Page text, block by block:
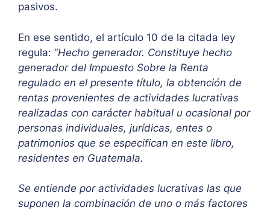
pasivos.
En ese sentido, el artículo 10 de la citada ley
regula: “Hecho generador. Constituye hecho
generador del Impuesto Sobre la Renta
regulado en el presente título, la obtención de
rentas provenientes de actividades lucrativas
realizadas con carácter habitual u ocasional por
personas individuales, jurídicas, entes o
patrimonios que se especifican en este libro,
residentes en Guatemala.
Se entiende por actividades lucrativas las que
suponen la combinación de uno o más factores